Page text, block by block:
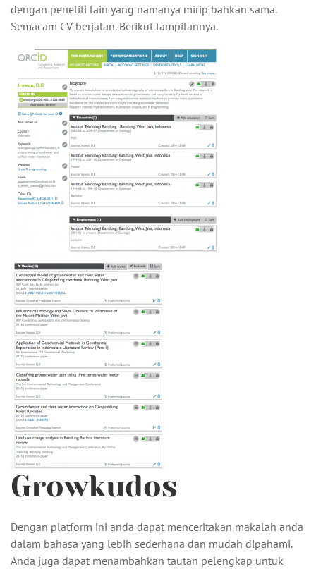
dengan peneliti lain yang namanya mirip bahkan sama.
Semacam CV berjalan. Berikut tampilannya.
Growkudos
Dengan platform ini anda dapat menceritakan makalah anda
dalam bahasa yang lebih sederhana dan mudah dipahami.
Anda juga dapat menambahkan tautan pelengkap untuk